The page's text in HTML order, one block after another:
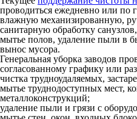
проводиться ежедневно или по
влажную механизированную,
санитарную обработку
мытье полов, удаление пыли в
вынос мусора.
Генеральная уборка заводов
согласованному графику или
чистка трудноудаляемых,
мытье труднодоступных мест,
металлоконструкций;
удаление пыли и грязи с